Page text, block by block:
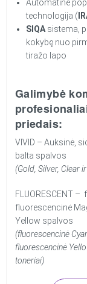
Automatinė
technologija (
SIQAsistema,
kokybę nuo
tiražo lapo
Galimybė
priedais:
VIVID – Auksinė,
balta spalvos
(Gold, Silver, Clear
FLUORESCENT –
fluorescencinė
Yellow spalvos
(fluorescencinė
fluorescencinė
toneriai)